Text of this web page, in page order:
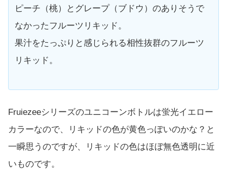
ピーチ（桃）とグレープ（ブドウ）のありそうで
なかったフルーツリキッド。
果汁をたっぷりと感じられる相性抜群のフルーツ
リキッド。
Fruiezeeシリーズのユニコーンボトルは蛍光イエロー
カラーなので、リキッドの色が黄色っぽいのかな？と
一瞬思うのですが、リキッドの色はほぼ無色透明に近
いものです。